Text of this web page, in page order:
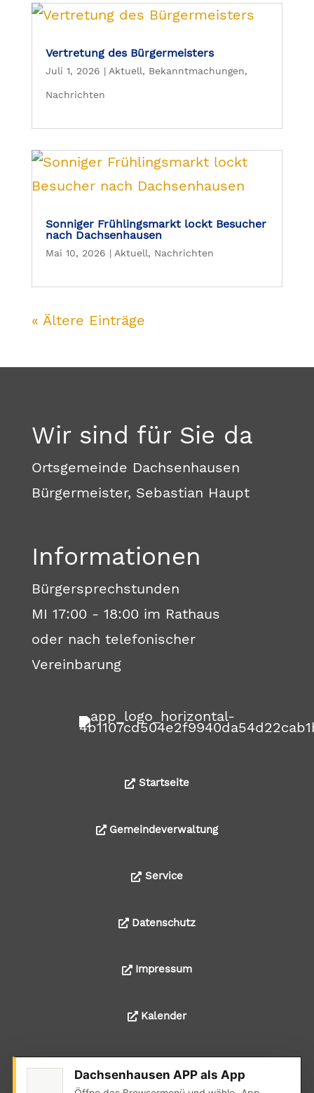
Vertretung des Bürgermeisters
Juli 1, 2026 | Aktuell, Bekanntmachungen,
Nachrichten
Sonniger Frühlingsmarkt lockt Besucher
nach Dachsenhausen
Mai 10, 2026 | Aktuell, Nachrichten
« Ältere Einträge
Wir sind für Sie da
Ortsgemeinde Dachsenhausen
Bürgermeister, Sebastian Haupt
Informationen
Bürgersprechstunden
MI 17:00 - 18:00 im Rathaus
oder nach telefonischer
Vereinbarung
Startseite
Gemeindeverwaltung
Service
Datenschutz
Impressum
Kalender
© 2024 Alle Rechte liegen bei der Ortsgemeinde
Dachsenhausen APP als App